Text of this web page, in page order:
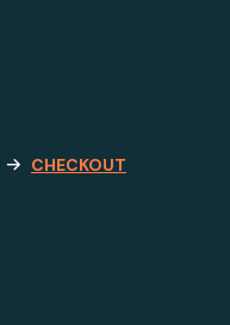
CHECKOUT